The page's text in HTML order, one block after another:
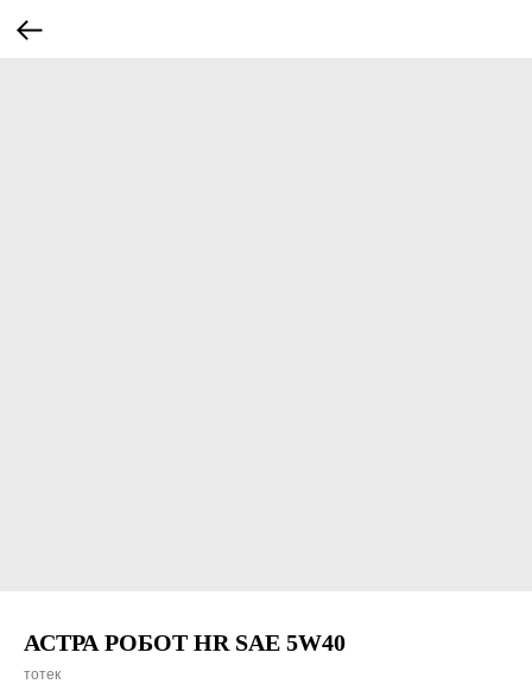
АСТРА РОБОТ HR SAE 5W40
тотек